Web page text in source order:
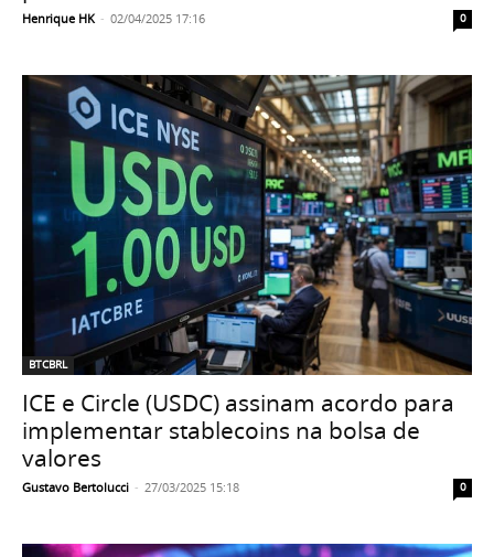
Henrique HK - 02/04/2025 17:16 0
BTCBRL
ICE e Circle (USDC) assinam acordo para
implementar stablecoins na bolsa de
valores
Gustavo Bertolucci - 27/03/2025 15:18 0